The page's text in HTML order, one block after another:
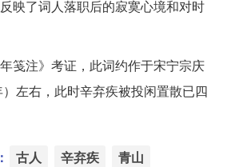
映了词人落职后的寂寞心境和对时
笺注》考证，此词约作于宋宁宗庆
左右，此时辛弃疾被投闲置散已四
古人 辛弃疾 青山